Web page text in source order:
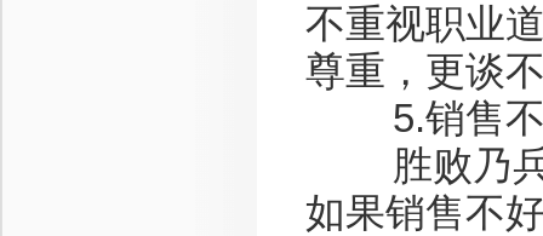
不重视职业
尊重，更谈
5.销售不
胜败乃兵
如果销售不